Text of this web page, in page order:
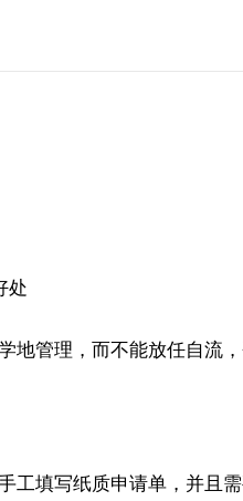
地管理，而不能放任自流
填写纸质申请单，并且